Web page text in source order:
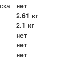
нет
2.61 кг
2.1 кг
нет
нет
нет